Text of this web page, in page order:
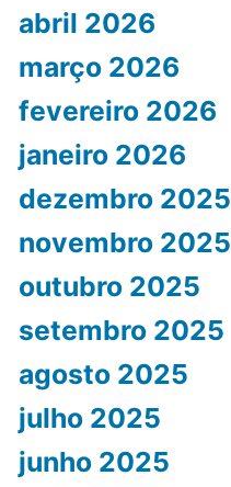
abril 2026
março 2026
fevereiro 2026
janeiro 2026
dezembro 2025
novembro 2025
outubro 2025
setembro 2025
agosto 2025
julho 2025
junho 2025